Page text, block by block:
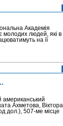
Академія
молодих людей, які в
на її
американський
Ахметова, Віктора
дол.), 507-ме місце